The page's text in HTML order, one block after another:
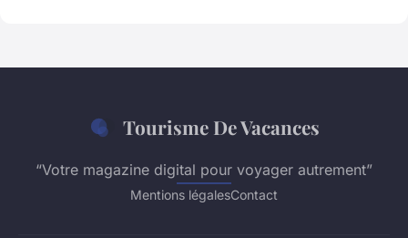
Tourisme De Vacances
“Votre magazine digital pour voyager autrement”
Mentions légalesContact